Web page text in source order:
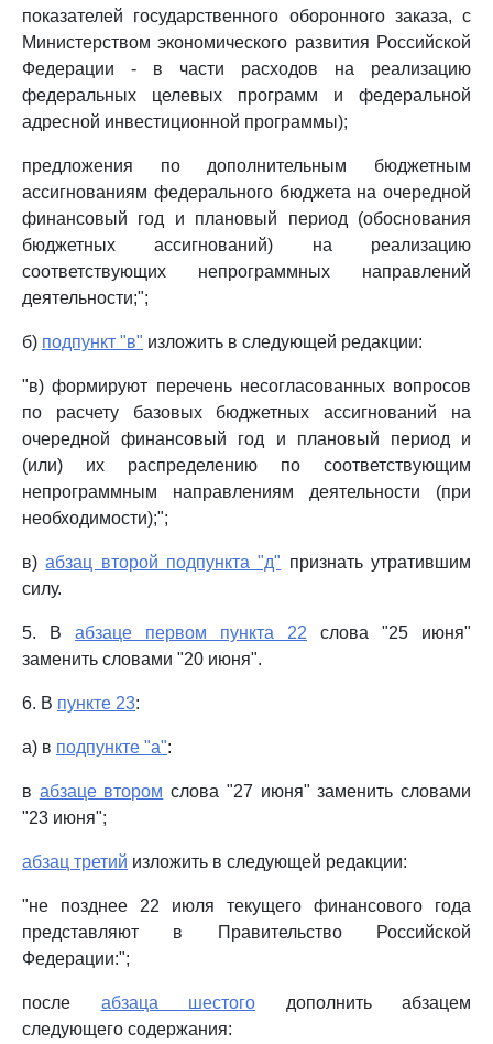
показателей государственного оборонного заказа, с
Министерством экономического развития Российской
Федерации - в части расходов на реализацию
федеральных целевых программ и федеральной
адресной инвестиционной программы);
предложения по дополнительным бюджетным
ассигнованиям федерального бюджета на очередной
финансовый год и плановый период (обоснования
бюджетных ассигнований) на реализацию
соответствующих непрограммных направлений
деятельности;";
б) подпункт "в" изложить в следующей редакции:
"в) формируют перечень несогласованных вопросов
по расчету базовых бюджетных ассигнований на
очередной финансовый год и плановый период и
(или) их распределению по соответствующим
непрограммным направлениям деятельности (при
необходимости);";
в)абзац второй подпункта "д" признать утратившим
силу.
5. В абзаце первом пункта 22 слова "25 июня"
заменить словами "20 июня".
6. В пункте 23:
а) в подпункте "а":
в абзаце втором слова "27 июня" заменить словами
"23 июня";
абзац третий изложить в следующей редакции:
"не позднее 22 июля текущего финансового года
представляют в Правительство Российской
Федерации:";
после абзаца шестого дополнить абзацем
следующего содержания: